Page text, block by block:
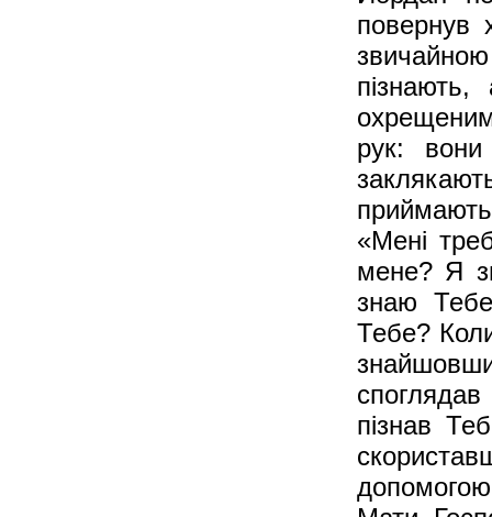
повернув
рук: вони
«Мені
мене? Я
знаю
Тебе?
пізнав